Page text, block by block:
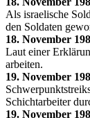
Als israelische
den Soldaten
18. November
Laut einer
arbeiten.
19. November
Schichtarbeiter
19. November